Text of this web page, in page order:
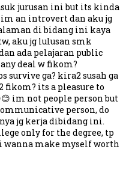
jurusan ini but its kinda
an introvert dan aku jg
di bidang ini kaya
aku jg lulusan smk
ada pelajaran public
deal w fikom?
survive ga? kira2 susah ga
fikom? its a pleasure to
im not people person but
person, do
jg kerja dibidang ini.
only for the degree, tp
wanna make myself worth